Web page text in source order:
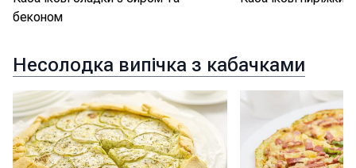
беконом
Несолодка випічка з кабачками